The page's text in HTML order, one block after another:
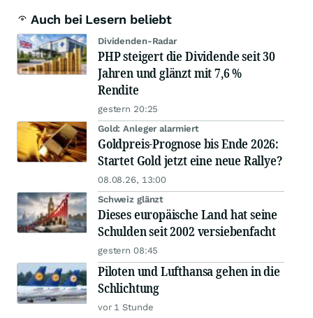
Auch bei Lesern beliebt
Dividenden-Radar
PHP steigert die Dividende seit 30
Jahren und glänzt mit 7,6 %
Rendite
gestern 20:25
Gold: Anleger alarmiert
Goldpreis-Prognose bis Ende 2026:
Startet Gold jetzt eine neue Rallye?
08.08.26, 13:00
Schweiz glänzt
Dieses europäische Land hat seine
Schulden seit 2002 versiebenfacht
gestern 08:45
Piloten und Lufthansa gehen in die
Schlichtung
vor 1 Stunde